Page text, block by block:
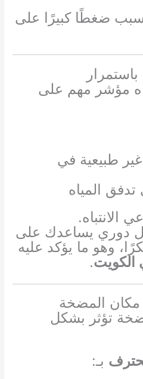
ضغطًا كبيرًا على
مؤشر مهم على
طبيعية في
المياه
الانتباه.
دوري يساعدك على
وهو ما يؤكد عليه
.
مكان المضخة
تؤثر بشكل
بـ: